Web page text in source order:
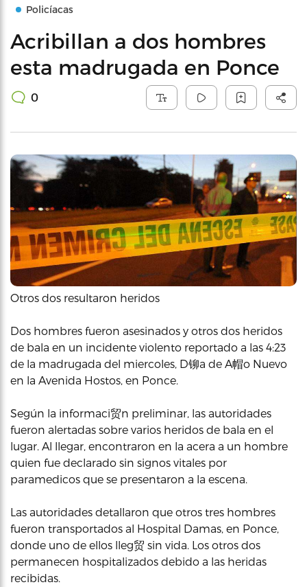
Policíacas
Acribillan a dos hombres
esta madrugada en Ponce
0
Otros dos resultaron heridos
Dos hombres fueron asesinados y otros dos heridos
de bala en un incidente violento reportado a las 4:23
de la madrugada del miercoles, D铆a de A帽o Nuevo
en la Avenida Hostos, en Ponce.
Según la informaci贸n preliminar, las autoridades
fueron alertadas sobre varios heridos de bala en el
lugar. Al llegar, encontraron en la acera a un hombre
quien fue declarado sin signos vitales por
paramedicos que se presentaron a la escena.
Las autoridades detallaron que otros tres hombres
fueron transportados al Hospital Damas, en Ponce,
donde uno de ellos lleg贸 sin vida. Los otros dos
permanecen hospitalizados debido a las heridas
recibidas.